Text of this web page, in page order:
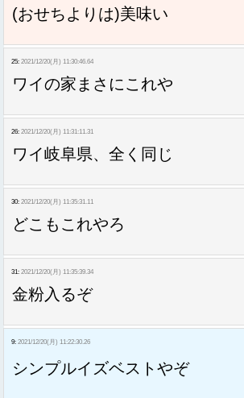
(おせちよりは)美味い
25: 2021/12/20(月) 11:30:46.64
ワイの家まさにこれや
26: 2021/12/20(月) 11:31:11.31
ワイ岐阜県、全く同じ
30: 2021/12/20(月) 11:35:31.11
どこもこれやろ
31: 2021/12/20(月) 11:35:39.34
金粉入るぞ
9: 2021/12/20(月) 11:22:30.26
シンプルイズベストやぞ